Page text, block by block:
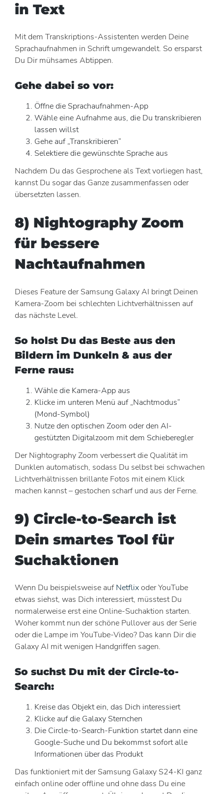
in Text
Mit dem Transkriptions-Assistenten werden Deine
Sprachaufnahmen in Schrift umgewandelt. So ersparst
Du Dir mühsames Abtippen.
Gehe dabei so vor:
Öffne die Sprachaufnahmen-App
Wähle eine Aufnahme aus, die Du transkribieren
lassen willst
Gehe auf „Transkribieren“
Selektiere die gewünschte Sprache aus
Nachdem Du das Gesprochene als Text vorliegen hast,
kannst Du sogar das Ganze zusammenfassen oder
übersetzten lassen.
8) Nightography Zoom
für bessere
Nachtaufnahmen
Dieses Feature der Samsung Galaxy AI bringt Deinen
Kamera-Zoom bei schlechten Lichtverhältnissen auf
das nächste Level.
So holst Du das Beste aus den
Bildern im Dunkeln & aus der
Ferne raus:
Wähle die Kamera-App aus
Klicke im unteren Menü auf „Nachtmodus“
(Mond-Symbol)
Nutze den optischen Zoom oder den AI-
gestützten Digitalzoom mit dem Schieberegler
Der Nightography Zoom verbessert die Qualität im
Dunklen automatisch, sodass Du selbst bei schwachen
Lichtverhältnissen brillante Fotos mit einem Klick
machen kannst – gestochen scharf und aus der Ferne.
9) Circle-to-Search ist
Dein smartes Tool für
Suchaktionen
Wenn Du beispielsweise aufNetflixoder YouTube
etwas siehst, was Dich interessiert, müsstest Du
normalerweise erst eine Online-Suchaktion starten.
Woher kommt nun der schöne Pullover aus der Serie
oder die Lampe im YouTube-Video? Das kann Dir die
Galaxy AI mit wenigen Handgriffen sagen.
So suchst Du mit der Circle-to-
Search:
Kreise das Objekt ein, das Dich interessiert
Klicke auf die Galaxy Sternchen
Die Circle-to-Search-Funktion startet dann eine
Google-Suche und Du bekommst sofort alle
Informationen über das Produkt
Das funktioniert mit der Samsung Galaxy S24-KI ganz
einfach online oder offline und ohne dass Du eine